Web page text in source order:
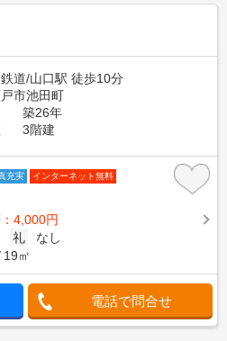
道/山口駅 徒歩10分
市池田町
築26年
3階建
充実 インターネット無料
4,000円
礼
なし
19㎡
電話で問合せ